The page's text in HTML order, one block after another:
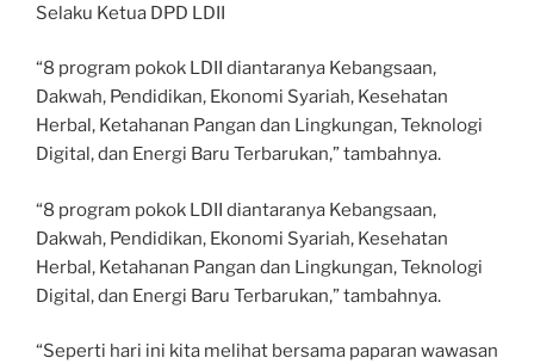
Selaku Ketua DPD LDII
“8 program pokok LDII diantaranya Kebangsaan,
Dakwah, Pendidikan, Ekonomi Syariah, Kesehatan
Herbal, Ketahanan Pangan dan Lingkungan, Teknologi
Digital, dan Energi Baru Terbarukan,” tambahnya.
“8 program pokok LDII diantaranya Kebangsaan,
Dakwah, Pendidikan, Ekonomi Syariah, Kesehatan
Herbal, Ketahanan Pangan dan Lingkungan, Teknologi
Digital, dan Energi Baru Terbarukan,” tambahnya.
“Seperti hari ini kita melihat bersama paparan wawasan